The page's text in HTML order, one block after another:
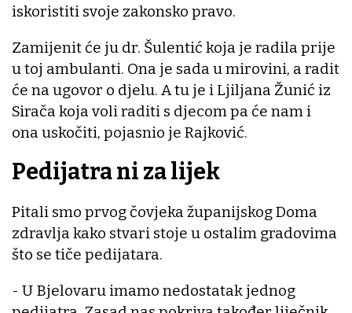
iskoristiti svoje zakonsko pravo.
Zamijenit će ju dr. Šulentić koja je radila prije
u toj ambulanti. Ona je sada u mirovini, a radit
će na ugovor o djelu. A tu je i Ljiljana Žunić iz
Sirača koja voli raditi s djecom pa će nam i
ona uskočiti, pojasnio je Rajković.
Pedijatra ni za lijek
Pitali smo prvog čovjeka županijskog Doma
zdravlja kako stvari stoje u ostalim gradovima
što se tiče pedijatara.
- U Bjelovaru imamo nedostatak jednog